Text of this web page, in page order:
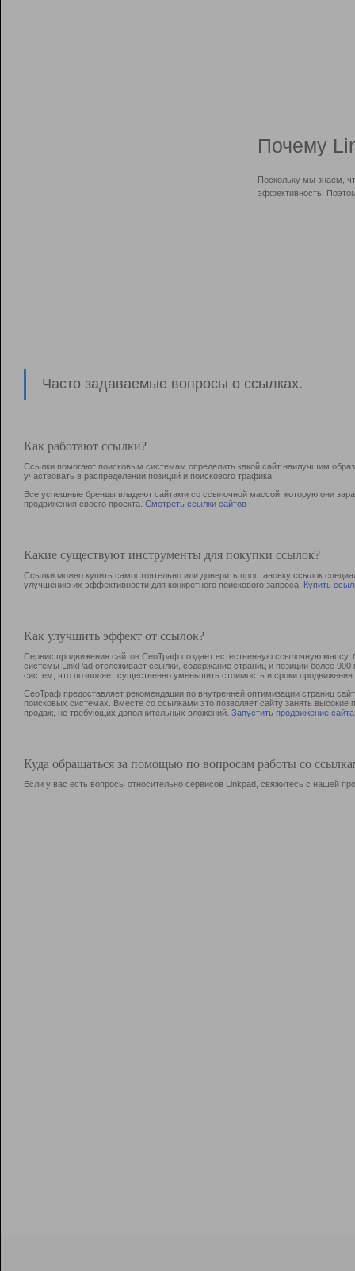
Почему
Поскольку мы знаем,
эффективность.
Часто задаваемые вопросы о ссылках.
Как работают ссылки?
Ссылки помогают поисковым системам определить какой сайт наилучшим
участвовать в раcпределении позиций и поискового трафика.
Все успешные бренды владеют сайтами со ссылочной массой, которую они
продвижения своего проекта. Смотреть ссылки сайтов
Какие существуют инструменты для покупки ссылок?
Ссылки можно купить самостоятельно или доверить простановку ссылок
улучшению их эффективности для конкретного поискового запроса. Купить
Как улучшить эффект от ссылок?
Сервис продвижения сайтов СеоТраф создает естественную ссылочную
системы LinkPad отслеживает ссылки, содержание страниц и позиции более
систем, что позволяет существенно уменьшить стоимость и сроки продвижения.
СеоТраф предоставляет рекомендации по внутренней оптимизации страниц
поисковых системах. Вместе со ссылками это позволяет сайту занять
продаж, не требующих дополнительных вложений. Запустить продвижение сайта
Куда обращаться за помощью по вопросам работы со
Если у вас есть вопросы относительно сервисов Linkpad, свяжитесь с нашей